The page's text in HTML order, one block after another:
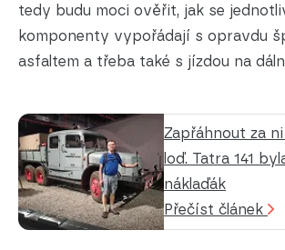
tedy budu moci ověřit, jak se
komponenty vypořádají s opravdu
asfaltem a třeba také s jízdou na
Zapřáhnout za
loď. Tatra 141
náklaďák
Přečíst článek